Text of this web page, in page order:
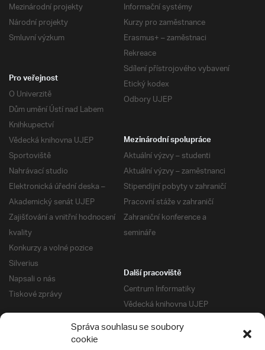
Správa souhlasu se soubory
cookie
Mezinárodní projekty
Národní projekty
Smluvní výzkum
Informační systémy
Kurzy pro zaměstnance
Erasmus+ – zaměstnaci
Rekreace
Sdílení přístrojového vybavení
Etický kodex
Odbory UJEP
Pro veřejnost
O Univerzitě
Dům umění Ústí nad Labem
Knihkupectví
Vědecká knihovna UJEP
Sportoviště
Nahrávací studio
Elektronická úřední deska –
Akademický senát UJEP
Zajišťování a vnitřní hodnocení
kvality
Konkurzy a volné pozice
Silverius
Napsali o nás
Tiskové zprávy
Mezinárodní spolupráce
Aktuální výzvy – studenti
Aktuální výzvy – zaměstnanci
Stipendijní pobyty v zahraničí
Pracovní stáže v zahraničí
Zahraniční konference a
semináře
Další pracoviště
Centrum Informatiky
Vědecká knihovna UJEP
Správa kolejí a menz
Univerzitní centrum podpory